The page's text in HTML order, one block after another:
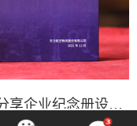
如何做出优秀的企业纪念册设计-分享企业纪念册设计的经验